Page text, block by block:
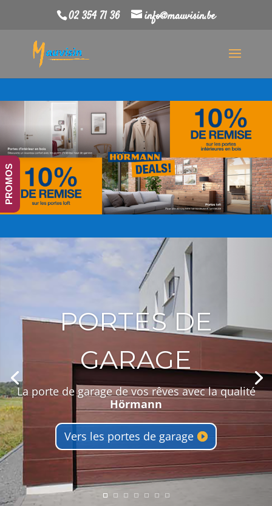
02 354 71 36 info@mauvisin.be
PORTES DE
GARAGE
La porte de garage de vos rêves avec la qualité
Hörmann
Vers les portes de garage
PROMOS